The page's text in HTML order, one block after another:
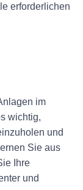
erforderlichen
im
wichtig,
und
Sie aus
Ihre
und